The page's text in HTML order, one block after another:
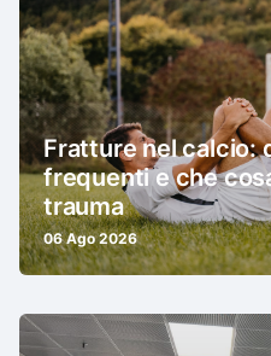
Fratture nel calcio:
frequenti e che
trauma
06 Ago 2026